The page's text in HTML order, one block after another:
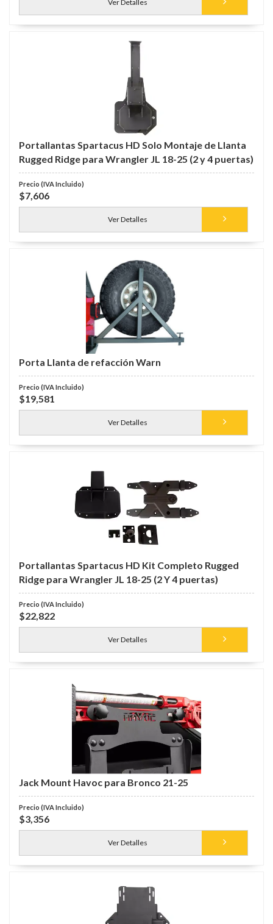
Ver Detalles
Portallantas Spartacus HD Solo Montaje de Llanta
Rugged Ridge para Wrangler JL 18-25 (2 y 4 puertas)
$7,606
Ver Detalles
Porta Llanta de refacción Warn
$19,581
Ver Detalles
Portallantas Spartacus HD Kit Completo Rugged
Ridge para Wrangler JL 18-25 (2 Y 4 puertas)
$22,822
Ver Detalles
Jack Mount Havoc para Bronco 21-25
$3,356
Ver Detalles